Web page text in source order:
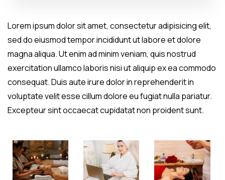
Lorem ipsum dolor sit amet, consectetur adipisicing elit,
sed do eiusmod tempor incididunt ut labore et dolore
magna aliqua. Ut enim ad minim veniam, quis nostrud
exercitation ullamco laboris nisi ut aliquip ex ea commodo
consequat. Duis aute irure dolor in reprehenderit in
voluptate velit esse cillum dolore eu fugiat nulla pariatur.
Excepteur sint occaecat cupidatat non proident sunt.